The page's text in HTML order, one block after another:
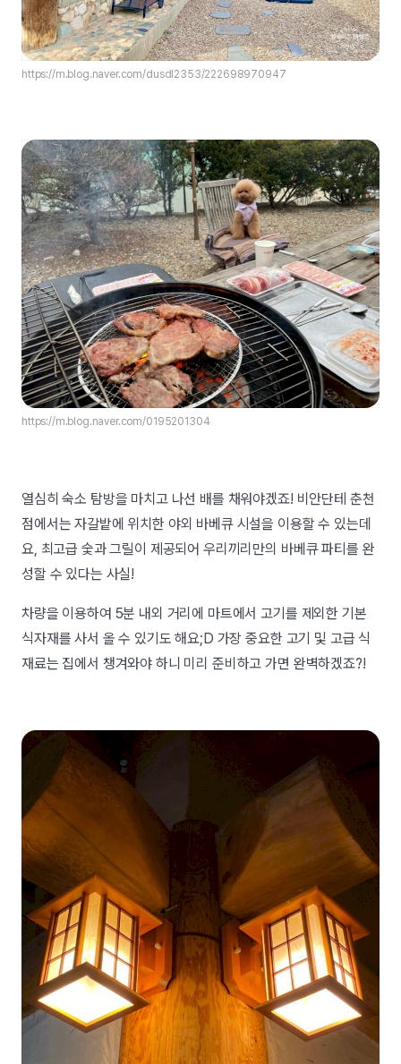
https://m.blog.naver.com/dusdl2353/222698970947
https://m.blog.naver.com/0195201304
열심히 숙소 탐방을 마치고 나선 배를 채워야겠죠! 비안단테 춘천
점에서는 자갈밭에 위치한 야외 바베큐 시설을 이용할 수 있는데
요, 최고급 숯과 그릴이 제공되어 우리끼리만의 바베큐 파티를 완
성할 수 있다는 사실!
차량을 이용하여 5분 내외 거리에 마트에서 고기를 제외한 기본
식자재를 사서 올 수 있기도 해요;D 가장 중요한 고기 및 고급 식
재료는 집에서 챙겨와야 하니 미리 준비하고 가면 완벽하겠죠?!